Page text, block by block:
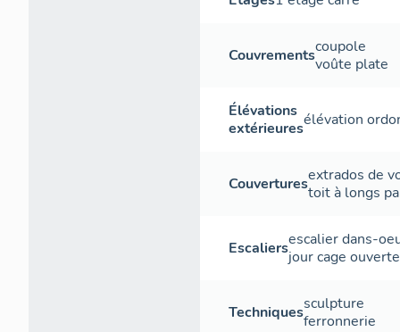
Couvrementscoupole
voûte plate
Élévations
extérieuresélévation
Couverturesextrados de
toit à longs
Escaliersescalier dans-
jourcage ouverte
Techniquessculpture
ferronnerie